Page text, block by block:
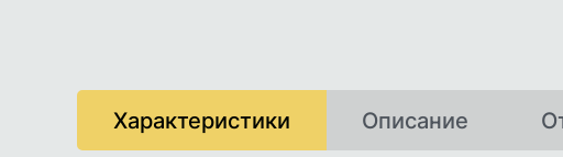
Характеристики Описание